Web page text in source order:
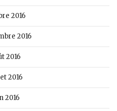
2016
2016
2016
2016
2016